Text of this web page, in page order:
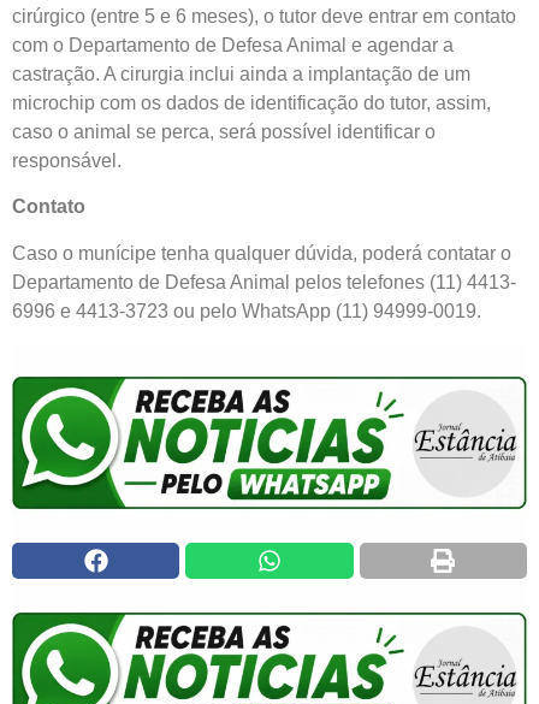
cirúrgico (entre 5 e 6 meses), o tutor deve entrar em contato
com o Departamento de Defesa Animal e agendar a
castração. A cirurgia inclui ainda a implantação de um
microchip com os dados de identificação do tutor, assim,
caso o animal se perca, será possível identificar o
responsável.
Contato
Caso o munícipe tenha qualquer dúvida, poderá contatar o
Departamento de Defesa Animal pelos telefones (11) 4413-
6996 e 4413-3723 ou pelo WhatsApp (11) 94999-0019.